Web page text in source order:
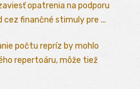
opatrenia na podporu
finančné stimuly pre ...
počtu repríz by mohlo
repertoáru, môže tiež